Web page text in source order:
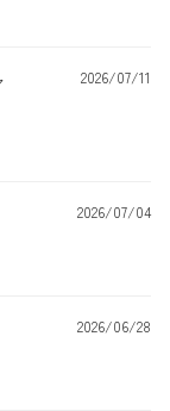
2026/07/11
2026/07/04
2026/06/28